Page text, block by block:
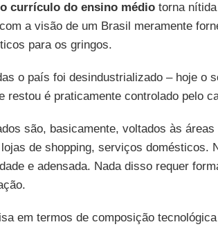
currículo do ensino médiotorna nítida
a visão de um Brasil meramente
para os gringos.
o país foi desindustrializado – hoje o
restou é praticamente controlado pelo
são, basicamente, voltados às
de shopping, serviços domésticos.
e adensada. Nada disso requer
em termos de composição